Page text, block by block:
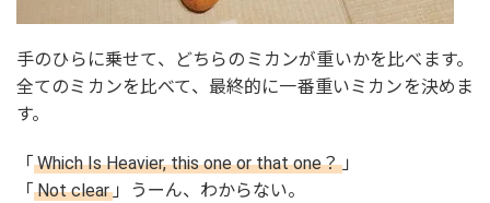
手のひらに乗せて、どちらのミカンが重いかを比べます。
全てのミカンを比べて、最終的に一番重いミカンを決めま
す。
「 Which Is Heavier, this one or that one？ 」
「 Not clear 」うーん、わからない。